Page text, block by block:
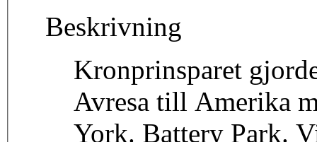
Beskrivning
Kronprinsparet
Avresa till Amerika
York. Battery Park.